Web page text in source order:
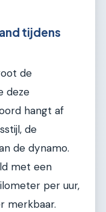
tijdens
de
deze
hangt af
de
de dynamo.
met een
per uur,
merkbaar.